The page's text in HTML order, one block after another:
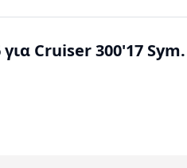
Cruiser 300'17 Sym.